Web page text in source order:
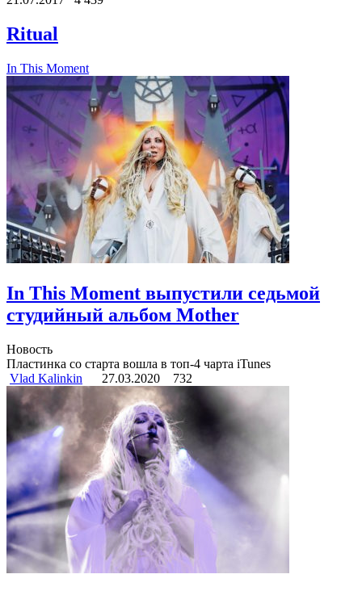
Ritual
In This Moment
In This Moment выпустили седьмой
студийный альбом Mother
Новость
Пластинка со старта вошла в топ-4 чарта iTunes
Vlad Kalinkin
27.03.2020 732